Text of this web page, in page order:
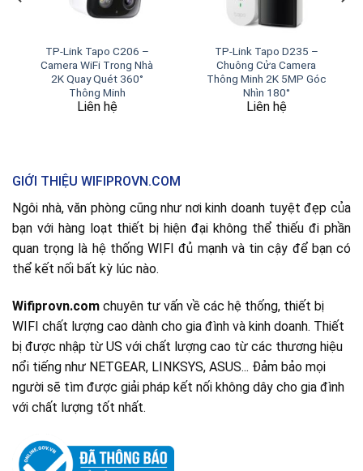
TP-Link Tapo C206 –
Camera WiFi Trong Nhà
2K Quay Quét 360°
Thông Minh
Liên hệ
TP-Link Tapo D235 –
Chuông Cửa Camera
Thông Minh 2K 5MP Góc
Nhìn 180°
Liên hệ
GIỚI THIỆU WIFIPROVN.COM
Ngôi nhà, văn phòng cũng như nơi kinh doanh tuyệt đẹp của
bạn với hàng loạt thiết bị hiện đại không thể thiếu đi phần
quan trọng là hệ thống WIFI đủ mạnh và tin cậy để bạn có
thể kết nối bất kỳ lúc nào.
Wifiprovn.com chuyên tư vấn về các hệ thống, thiết bị
WIFI chất lượng cao dành cho gia đình và kinh doanh. Thiết
bị được nhập từ US với chất lượng cao từ các thương hiệu
nổi tiếng như NETGEAR, LINKSYS, ASUS... Đảm bảo mọi
người sẽ tìm được giải pháp kết nối không dây cho gia đình
với chất lượng tốt nhất.